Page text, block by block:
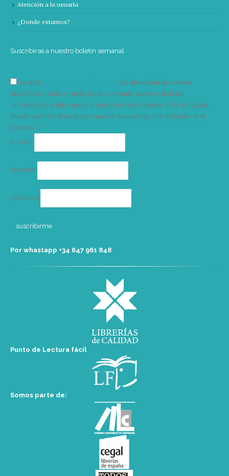
Atención a la usuaria
¿Donde estamos?
Suscribirse a nuestro boletín semanal
Acepto
Su dirección de correo
electrónico solo se utiliza para enviarle nuestro boletín
informativo e información sobre las actividades de la Vorágine.
Puede usar el enlace para cancelar la suscripción incluido en el
boletín. >
E-mail*
Nombre
Apellidos
Por whastapp +34 ‭647 961 848‬
Punto de Lectura fácil
Somos parte de: